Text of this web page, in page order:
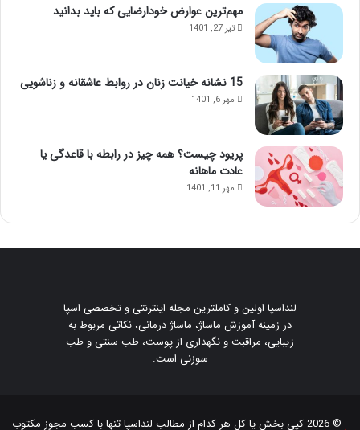
مهم‌ترین عوارض خودارضایی که باید بدانید
تیر 27, 1401
15 نشانه خیانت زنان در روابط عاشقانه و زناشویی
مهر 6, 1401
پریود چیست؟ همه چیز در رابطه با قاعدگی یا
عادت ماهانه
مهر 11, 1401
لنداسپا اولین و کاملترین مجله اینترنتی و تخصصی اسپا
در زمینه آموزش ماساژ، ماساژ درمانی، نکاتی مربوط به
زیبایی، مراقبت و نگهداری از پوست، طب سنتی و طب
سوزنی است.
© 2026 کپی بخش یا کل هر کدام از مطالب لنداسپاتنها با کسب مجوز مکتوب